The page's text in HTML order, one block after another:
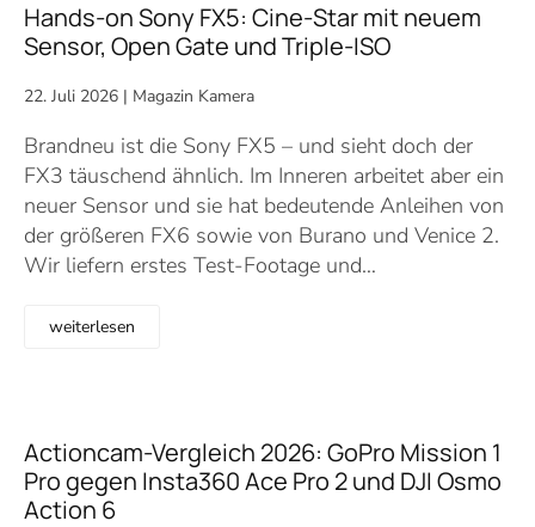
Hands-on Sony FX5: Cine-Star mit neuem
Sensor, Open Gate und Triple-ISO
22. Juli 2026 | Magazin Kamera
Brandneu ist die Sony FX5 – und sieht doch der
FX3 täuschend ähnlich. Im Inneren arbeitet aber ein
neuer Sensor und sie hat bedeutende Anleihen von
der größeren FX6 sowie von Burano und Venice 2.
Wir liefern erstes Test-Footage und…
weiterlesen
Actioncam-Vergleich 2026: GoPro Mission 1
Pro gegen Insta360 Ace Pro 2 und DJI Osmo
Action 6